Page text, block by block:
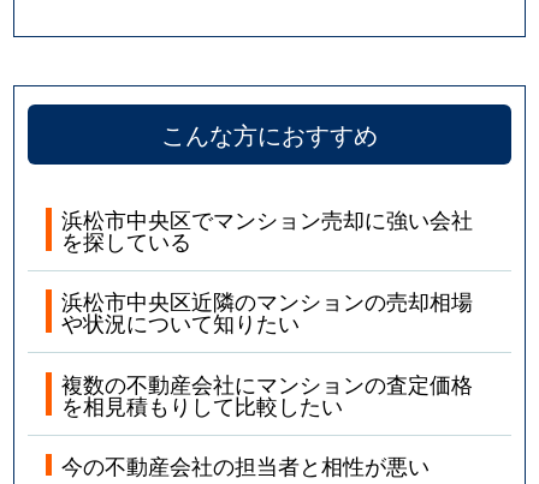
こんな方におすすめ
浜松市中央区でマンション売却に強い会社
を探している
浜松市中央区近隣のマンションの売却相場
や状況について知りたい
複数の不動産会社にマンションの査定価格
を相見積もりして比較したい
今の不動産会社の担当者と相性が悪い